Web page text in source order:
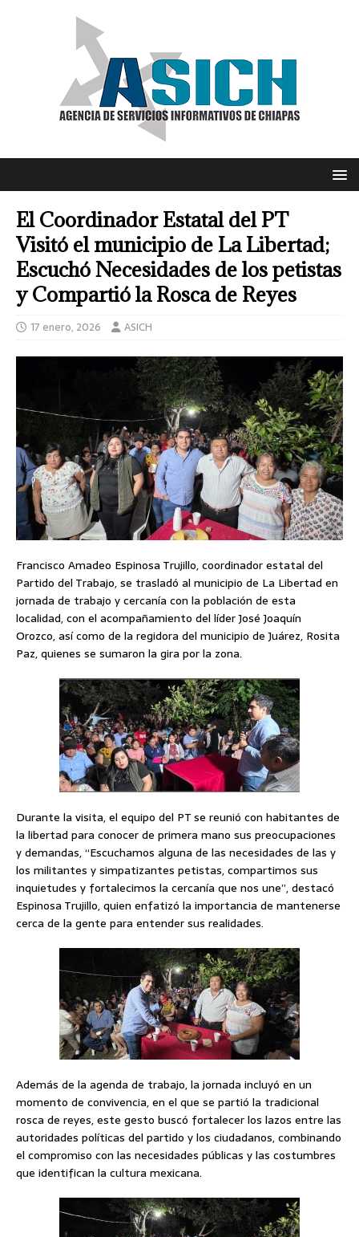
El Coordinador Estatal del PT
Visitó el municipio de La Libertad;
Escuchó Necesidades de los petistas
y Compartió la Rosca de Reyes
17 enero, 2026 ASICH
Francisco Amadeo Espinosa Trujillo, coordinador estatal del
Partido del Trabajo, se trasladó al municipio de La Libertad en
jornada de trabajo y cercanía con la población de esta
localidad, con el acompañamiento del líder José Joaquín
Orozco, así como de la regidora del municipio de Juárez, Rosita
Paz, quienes se sumaron la gira por la zona.
Durante la visita, el equipo del PT se reunió con habitantes de
la libertad para conocer de primera mano sus preocupaciones
y demandas, “Escuchamos alguna de las necesidades de las y
los militantes y simpatizantes petistas, compartimos sus
inquietudes y fortalecimos la cercanía que nos une”, destacó
Espinosa Trujillo, quien enfatizó la importancia de mantenerse
cerca de la gente para entender sus realidades.
Además de la agenda de trabajo, la jornada incluyó en un
momento de convivencia, en el que se partió la tradicional
rosca de reyes, este gesto buscó fortalecer los lazos entre las
autoridades políticas del partido y los ciudadanos, combinando
el compromiso con las necesidades públicas y las costumbres
que identifican la cultura mexicana.